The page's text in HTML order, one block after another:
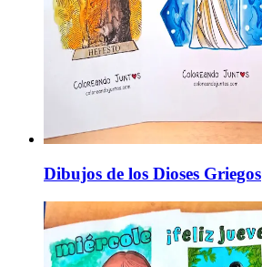
Dibujos de los Dioses Griegos